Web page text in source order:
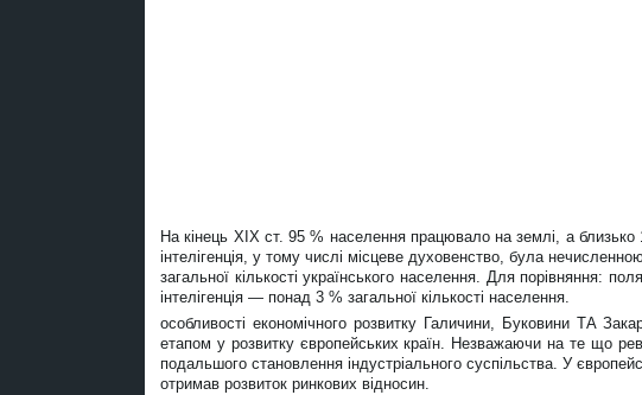
На кінець XIX ст. 95 % населення працювало на землі, а
інтелігенція, у тому числі місцеве духовенство, була
загальної кількості українського населення. Для порівняння:
інтелігенція — понад 3 % загальної кількості населення.
особливості економічного розвитку Галичини, Буковини ТА
етапом у розвитку європейських країн. Незважаючи на те що
подальшого становлення індустріального суспільства. У
отримав розвиток ринкових відносин.